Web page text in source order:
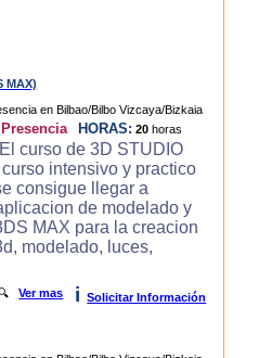
MAX)
Presencia HORAS: 20 horas
El curso de 3D STUDIO
intensivo y practico
consigue llegar a
de modelado y
MAX para la creacion
modelado, luces,
Ver mas i Solicitar Información